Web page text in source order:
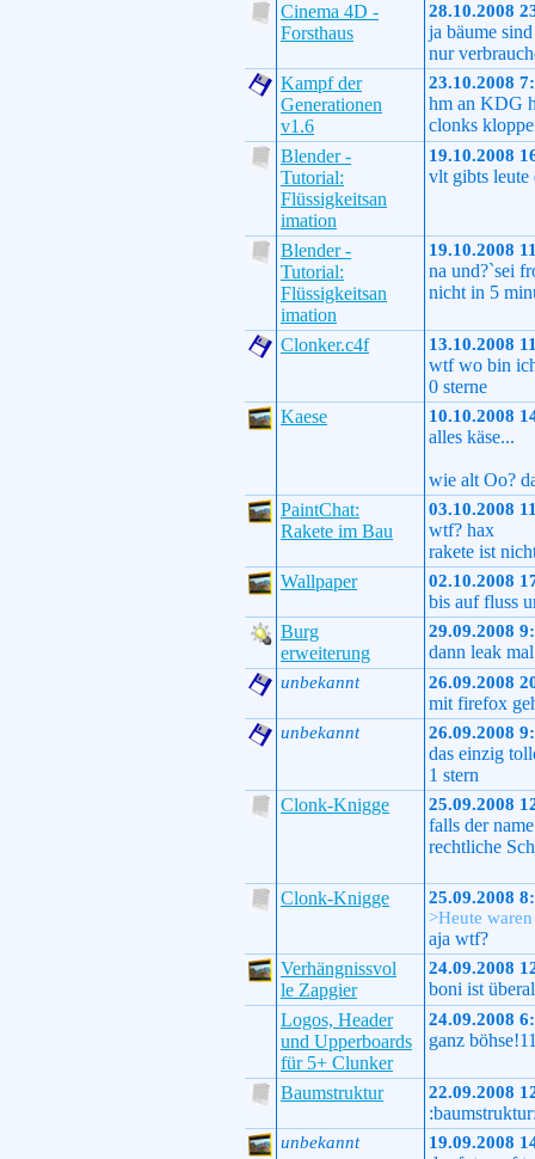
Cinema 4D -
Forsthaus
28.10.2008
ja bäume
nur
Kampf der
Generationen
v1.6
23.10.2008
hm an KDG
clonks
Blender -
Tutorial:
Flüssigkeitsan
imation
19.10.2008
vlt gibts leute
Blender -
Tutorial:
Flüssigkeitsan
imation
19.10.2008
na und?`sei
nicht in 5
Clonker.c4f 13.10.2008
wtf wo bin
0 sterne
Kaese
10.10.2008
alles käse...
wie alt Oo?
PaintChat:
Rakete im Bau
03.10.2008
wtf? hax
rakete ist
Wallpaper
02.10.2008
bis auf fluss
Burg
erweiterung
29.09.2008
dann leak
unbekannt 26.09.2008
mit firefox
unbekannt 26.09.2008
das einzig
1 stern
Clonk-Knigge
25.09.2008
falls der
rechtliche
Clonk-Knigge
25.09.2008
>Heute
aja wtf?
Verhängnissvol
le Zapgier
24.09.2008
boni ist
Logos, Header
und Upperboards
für 5+ Clunker
24.09.2008
ganz
Baumstruktur 22.09.2008
unbekannt 19.09.2008